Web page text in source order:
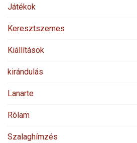
Játékok
Keresztszemes
Kiállítások
kirándulás
Lanarte
Rólam
Szalaghímzés